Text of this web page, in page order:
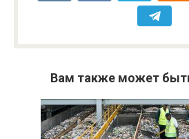
Вам также может